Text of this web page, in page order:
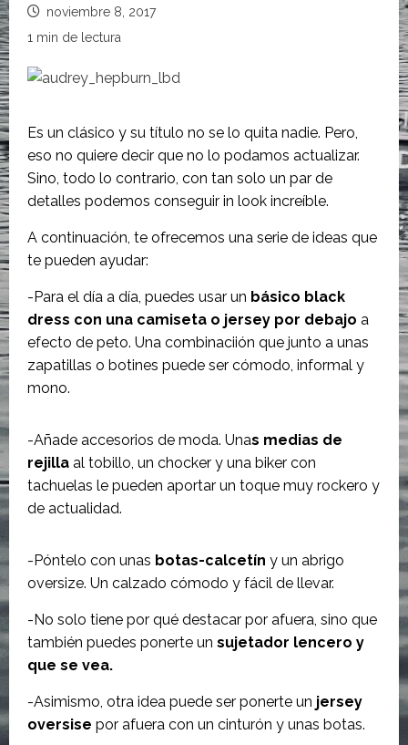
noviembre 8, 2017
1 min de lectura
Es un clásico y su título no se lo quita nadie. Pero,
eso no quiere decir que no lo podamos actualizar.
Sino, todo lo contrario, con tan solo un par de
detalles podemos conseguir in look increíble.
A continuación, te ofrecemos una serie de ideas que
te pueden ayudar:
-Para el día a día, puedes usar un básico black
dress con una camiseta o jersey por debajo a
efecto de peto. Una combinaciión que junto a unas
zapatillas o botines puede ser cómodo, informal y
mono.
-Añade accesorios de moda. Unas medias de
rejilla al tobillo, un chocker y una biker con
tachuelas le pueden aportar un toque muy rockero y
de actualidad.
-Póntelo con unas botas-calcetín y un abrigo
oversize. Un calzado cómodo y fácil de llevar.
-No solo tiene por qué destacar por afuera, sino que
también puedes ponerte un sujetador lencero y
que se vea.
-Asimismo, otra idea puede ser ponerte un jersey
oversise por afuera con un cinturón y unas botas.